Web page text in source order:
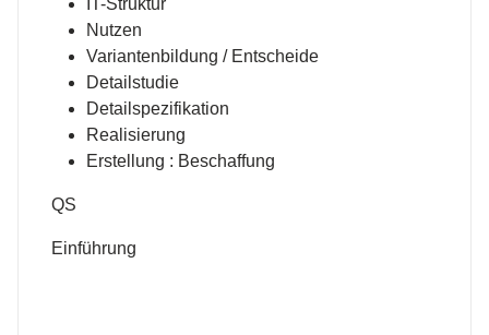
IT-Struktur
Nutzen
Variantenbildung / Entscheide
Detailstudie
Detailspezifikation
Realisierung
Erstellung : Beschaffung
QS
Einführung